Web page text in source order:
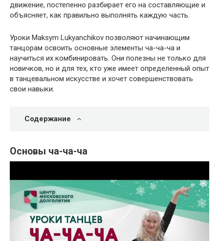
движение, постепенно разбирает его на составляющие и
объясняет, как правильно выполнять каждую часть.
Уроки Maksym Lukyanchikov позволяют начинающим
танцорам освоить основные элементы ча-ча-ча и
научиться их комбинировать. Они полезны не только для
новичков, но и для тех, кто уже имеет определенный опыт
в танцевальном искусстве и хочет совершенствовать
свои навыки.
Содержание
Основы ча-ча-ча